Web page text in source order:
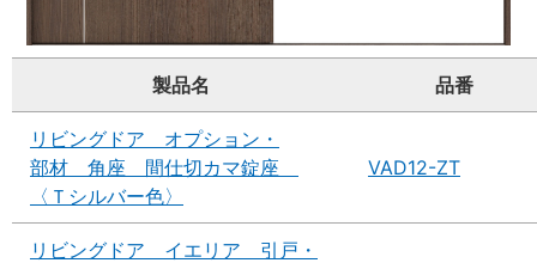
製品名 品番
リビングドア オプション・
部材 角座 間仕切カマ錠座
〈Ｔシルバー色〉
VAD12-ZT
リビングドア イエリア 引戸・